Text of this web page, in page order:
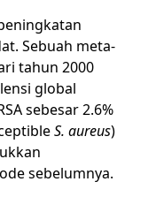
Sebuah meta-
tahun 2000
global
sebesar 2.6%
S. aureus)
sebelumnya.